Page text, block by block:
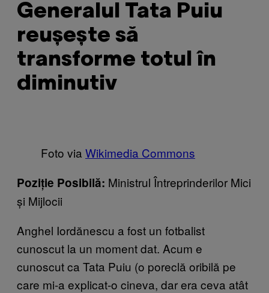
Generalul Tata Puiu
reușește să
transforme totul în
diminutiv
Foto via Wikimedia Commons
Poziție Posibilă: Ministrul Întreprinderilor Mici
și Mijlocii
Anghel Iordănescu a fost un fotbalist
cunoscut la un moment dat. Acum e
cunoscut ca Tata Puiu (o poreclă oribilă pe
care mi-a explicat-o cineva, dar era ceva atât